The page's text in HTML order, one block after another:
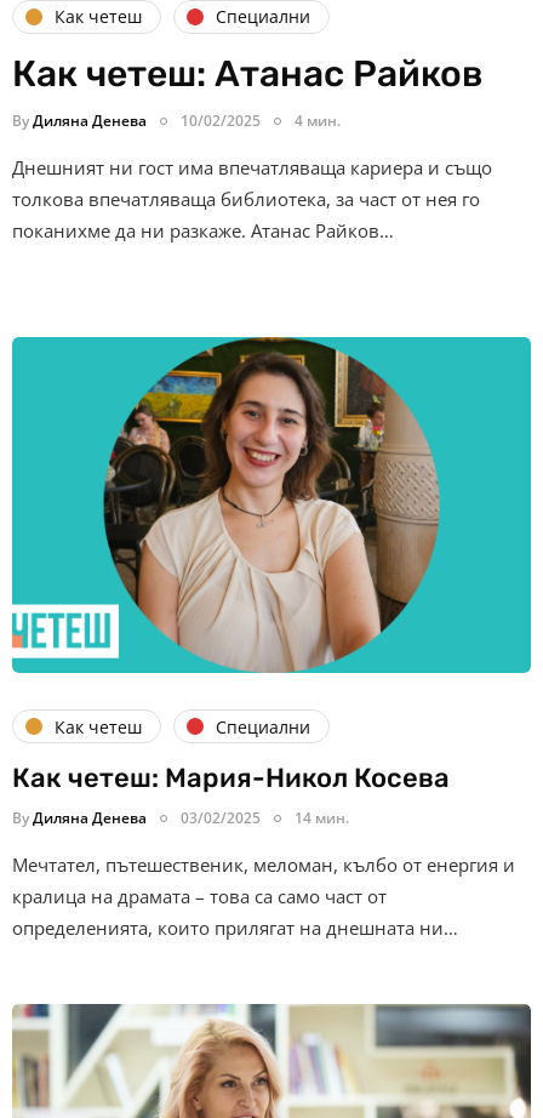
Как четеш Специални
Как четеш: Атанас Райков
ByДиляна Денева 10/02/2025 4 мин.
Днешният ни гост има впечатляваща кариера и също
толкова впечатляваща библиотека, за част от нея го
поканихме да ни разкаже. Атанас Райков…
Как четеш Специални
Как четеш: Мария-Никол Косева
ByДиляна Денева 03/02/2025 14 мин.
Мечтател, пътешественик, меломан, кълбо от енергия и
кралица на драмата – това са само част от
определенията, които прилягат на днешната ни…